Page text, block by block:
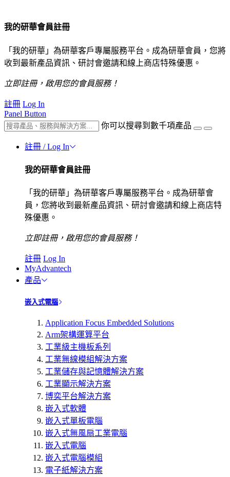
我的研華會員註冊
「我的研華」為研華客戶專屬服務平台。成為研華會員，您將
收到最新產品資訊、研討會邀請和線上商店特殊優惠。
立即註冊，啟用您的會員服務！
註冊 Log In
Panel Button
你可以搜尋到數千項產品
註冊 / Log In
我的研華會員註冊
「我的研華」為研華客戶專屬服務平台。成為研華會
員，您將收到最新產品資訊、研討會邀請和線上商店特
殊優惠。
立即註冊，啟用您的會員服務！
註冊 Log In
MyAdvantech
產品
嵌入式電腦
Application Focus Embedded Solutions
Arm架構運算平台
工業級主機板系列
工業無線模組解決方案
工業儲存與記憶體解決方案
工業顯示解決方案
博奕平台解決方案
嵌入式軟體
嵌入式單板電腦
嵌入式無風扇工業電腦
嵌入式電腦
嵌入式電腦模組
電子紙解決方案